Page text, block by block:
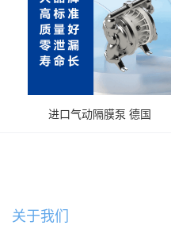
进口气动隔膜泵 德国
关于我们